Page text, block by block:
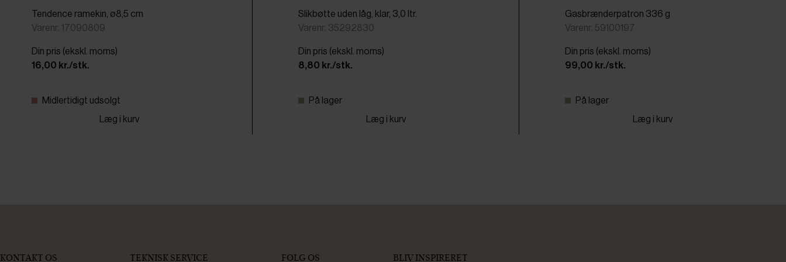
Tendence ramekin, ø8,5 cm
Varenr: 17090809
Din pris (ekskl. moms)
16,00 kr./stk.
Midlertidigt udsolgt
Læg i kurv
Slikbøtte uden låg, klar, 3,0 ltr.
Varenr: 35292830
Din pris (ekskl. moms)
8,80 kr./stk.
På lager
Læg i kurv
Gasbrænderpatron 336 g
Varenr: 59100197
Din pris (ekskl. moms)
99,00 kr./stk.
På lager
Læg i kurv
KONTAKT OS TEKNISK SERVICE FØLG OS BLIV INSPIRERET